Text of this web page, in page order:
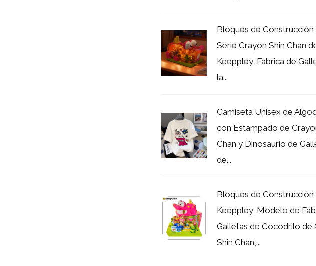
Bloques de Construcción
Serie Crayon Shin Chan
Keeppley, Fábrica de
la...
Camiseta Unisex de
con Estampado de
Chan y Dinosaurio de
de...
Bloques de Construcción
Keeppley, Modelo de
Galletas de Cocodrilo de
Shin Chan,...